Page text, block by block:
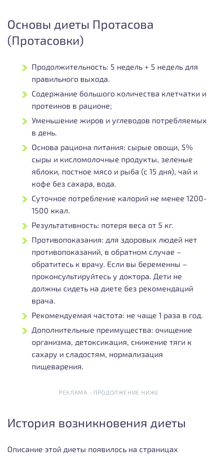
Основы диеты Протасова
(Протасовки)
Продолжительность: 5 недель + 5 недель для
правильного выхода.
Содержание большого количества клетчатки и
протеинов в рационе;
Уменьшение жиров и углеводов потребляемых
в день.
Основа рациона питания: сырые овощи, 5%
сыры и кисломолочные продукты, зеленые
яблоки, постное мясо и рыба (с 15 дня), чай и
кофе без сахара, вода.
Суточное потребление калорий не менее 1200-
1500 ккал.
Результативность: потеря веса от 5 кг.
Противопоказания: для здоровых людей нет
противопоказаний, в обратном случае –
обратитесь к врачу. Если вы беременны –
проконсультируйтесь у доктора. Дети не
должны сидеть на диете без рекомендаций
врача.
Рекомендуемая частота: не чаще 1 раза в год.
Дополнительные преимущества: очищение
организма, детоксикация, снижение тяги к
сахару и сладостям, нормализация
пищеварения.
РЕКЛАМА - ПРОДОЛЖЕНИЕ НИЖЕ
История возникновения диеты
Описание этой диеты появилось на страницах